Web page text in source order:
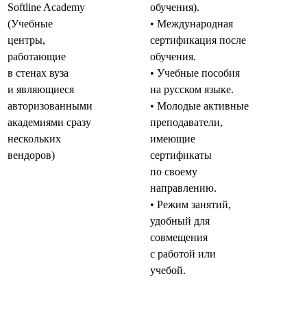
Softline Academy
(Учебные
центры,
работающие
в стенах вуза
и являющиеся
авторизованными
академиями сразу
нескольких
вендоров)
обучения).
• Международная
сертификация после
обучения.
• Учебные пособия
на русском языке.
• Молодые активные
преподаватели,
имеющие
сертификаты
по своему
направлению.
• Режим занятий,
удобный для
совмещения
с работой или
учебой.